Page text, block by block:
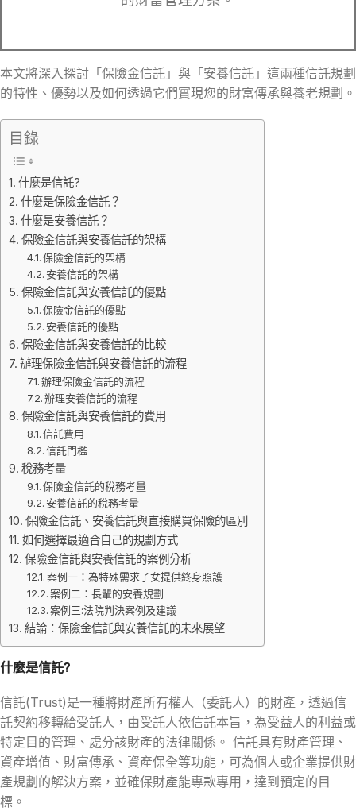
本文將深入探討「保險金信託」與「安養信託」這兩種信託規劃
的特性、優勢以及如何透過它們實現您的財富傳承與養老規劃。
目錄
什麼是信託?
什麼是保險金信託？
什麼是安養信託？
保險金信託與安養信託的架構
保險金信託的架構
安養信託的架構
保險金信託與安養信託的優點
保險金信託的優點
安養信託的優點
保險金信託與安養信託的比較
辦理保險金信託與安養信託的流程
辦理保險金信託的流程
辦理安養信託的流程
保險金信託與安養信託的費用
信託費用
信託門檻
稅務考量
保險金信託的稅務考量
安養信託的稅務考量
保險金信託、安養信託與直接購買保險的區別
如何選擇最適合自己的規劃方式
保險金信託與安養信託的案例分析
案例一：為特殊需求子女提供終身照護
案例二：長輩的安養規劃
案例三:法院判決案例及建議
結論：保險金信託與安養信託的未來展望
什麼是信託?
信託(Trust)是一種將財產所有權人（委託人）的財產，透過信
託契約移轉給受託人，由受託人依信託本旨，為受益人的利益或
特定目的管理、處分該財產的法律關係。 信託具有財產管理、
資產增值、財富傳承、資產保全等功能，可為個人或企業提供財
產規劃的解決方案，並確保財產能專款專用，達到預定的目
標。